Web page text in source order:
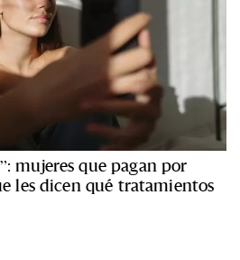
mujeres que pagan por
les dicen qué tratamientos